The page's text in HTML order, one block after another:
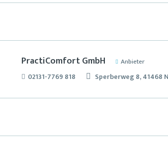
PractiComfort GmbH Anbieter
02131-7769 818 Sperberweg 8, 41468